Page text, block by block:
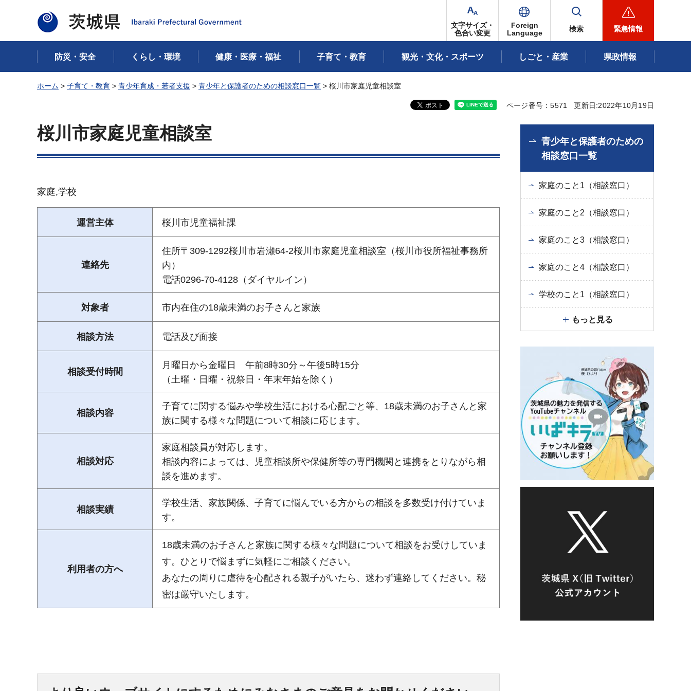
茨城県
文字サイズ・
色合い変更
Foreign
Language
検索 緊急情報
防災・安全 くらし・環境 健康・医療・福祉 子育て・教育 観光・文化・スポーツ しごと・産業 県政情報
ホーム > 子育て・教育 > 青少年育成・若者支援 > 青少年と保護者のための相談窓口一覧 > 桜川市家庭児童相談室
ページ番号：5571 更新日:2022年10月19日
桜川市家庭児童相談室
家庭,学校
運営主体 桜川市児童福祉課
連絡先
住所〒309-1292桜川市岩瀬64-2桜川市家庭児童相談室（桜川市役所福祉事務所
内）
電話0296-70-4128（ダイヤルイン）
対象者 市内在住の18歳未満のお子さんと家族
相談方法 電話及び面接
相談受付時間
月曜日から金曜日 午前8時30分～午後5時15分
（土曜・日曜・祝祭日・年末年始を除く）
相談内容
子育てに関する悩みや学校生活における心配ごと等、18歳未満のお子さんと家
族に関する様々な問題について相談に応じます。
相談対応
家庭相談員が対応します。
相談内容によっては、児童相談所や保健所等の専門機関と連携をとりながら相
談を進めます。
相談実績
学校生活、家族関係、子育てに悩んでいる方からの相談を多数受け付けていま
す。
利用者の方へ
18歳未満のお子さんと家族に関する様々な問題について相談をお受けしていま
す。ひとりで悩まずに気軽にご相談ください。
あなたの周りに虐待を心配される親子がいたら、迷わず連絡してください。秘
密は厳守いたします。
青少年と保護者のための
相談窓口一覧
家庭のこと1（相談窓口）
家庭のこと2（相談窓口）
家庭のこと3（相談窓口）
家庭のこと4（相談窓口）
学校のこと1（相談窓口）
もっと見る